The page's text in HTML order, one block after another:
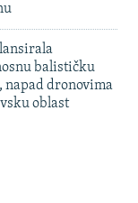
balističku
napad dronovima
oblast